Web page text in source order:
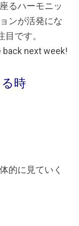
るハーモニッ
ンが活発にな
です。
back next week!
時
的に見ていく